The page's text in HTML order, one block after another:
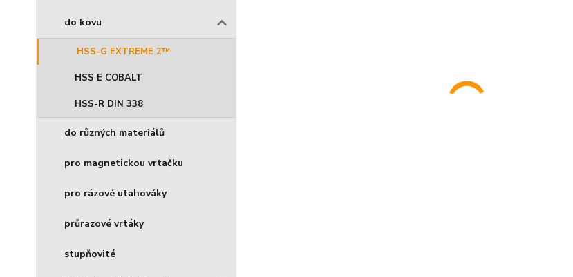
do kovu
HSS-G EXTREME 2™
HSS E COBALT
HSS-R DIN 338
do různých materiálů
pro magnetickou vrtačku
pro rázové utahováky
průrazové vrtáky
stupňovité